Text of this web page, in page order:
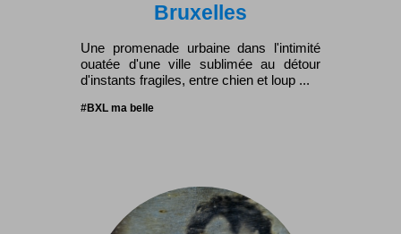
Bruxelles
Une promenade urbaine dans l'intimité
ouatée d'une ville sublimée au détour
d'instants fragiles, entre chien et loup ...
#BXL ma belle